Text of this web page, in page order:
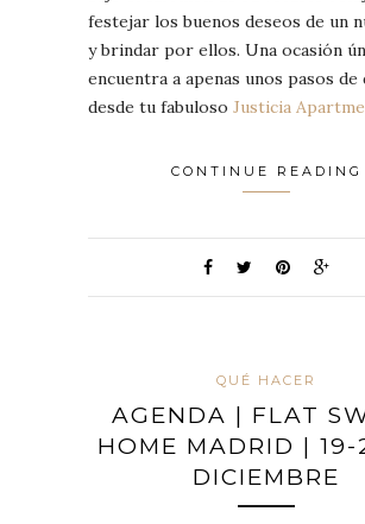
festejar los buenos deseos de un
y brindar por ellos. Una ocasión
encuentra a apenas unos pasos de
desde tu fabuloso Justicia
CONTINUE READING
QUÉ HACER
AGENDA | FLAT
HOME MADRID | 19-
DICIEMBRE